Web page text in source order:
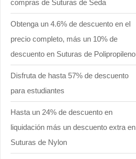
compras de Suturas de Seda
Obtenga un 4.6% de descuento en el
precio completo, más un 10% de
descuento en Suturas de Polipropileno
Disfruta de hasta 57% de descuento
para estudiantes
Hasta un 24% de descuento en
liquidación más un descuento extra en
Suturas de Nylon